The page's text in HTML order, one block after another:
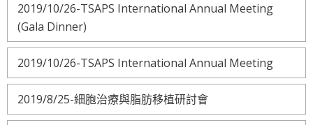
2019/10/26-TSAPS International Annual Meeting
(Gala Dinner)
2019/10/26-TSAPS International Annual Meeting
2019/8/25-細胞治療與脂肪移植研討會